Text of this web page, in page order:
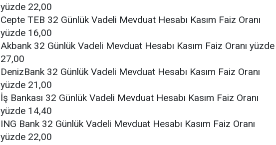
yüzde 22,00
Cepte TEB 32 Günlük Vadeli Mevduat Hesabı Kasım Faiz Oranı
yüzde 16,00
Akbank 32 Günlük Vadeli Mevduat Hesabı Kasım Faiz Oranı yüzde
27,00
DenizBank 32 Günlük Vadeli Mevduat Hesabı Kasım Faiz Oranı
yüzde 21,00
İş Bankası 32 Günlük Vadeli Mevduat Hesabı Kasım Faiz Oranı
yüzde 14,40
ING Bank 32 Günlük Vadeli Mevduat Hesabı Kasım Faiz Oranı
yüzde 22,00